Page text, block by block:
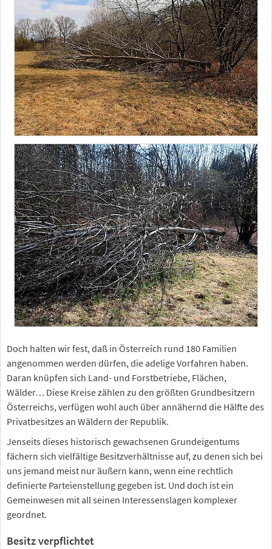
Doch halten wir fest, daß in Österreich rund 180 Familien
angenommen werden dürfen, die adelige Vorfahren haben.
Daran knüpfen sich Land- und Forstbetriebe, Flächen,
Wälder… Diese Kreise zählen zu den größten Grundbesitzern
Österreichs, verfügen wohl auch über annähernd die Hälfte des
Privatbesitzes an Wäldern der Republik.
Jenseits dieses historisch gewachsenen Grundeigentums
fächern sich vielfältige Besitzverhältnisse auf, zu denen sich bei
uns jemand meist nur äußern kann, wenn eine rechtlich
definierte Parteienstellung gegeben ist. Und doch ist ein
Gemeinwesen mit all seinen Interessenslagen komplexer
geordnet.
Besitz verpflichtet